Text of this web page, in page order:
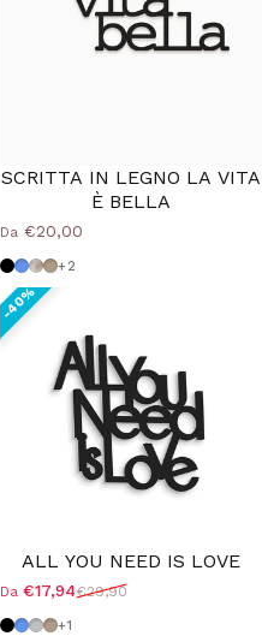
SCRITTA IN LEGNO LA VITA
È BELLA
Da €20,00
Nero
Azzurro Polvere
Shabby
Tortora
+2
ALL YOU NEED IS LOVE
Prezzo scontato
Da €17,94
Prezzo di listino
€29,90
Nero
Azzurro Polvere
Grigio Medio
Tortora
+1